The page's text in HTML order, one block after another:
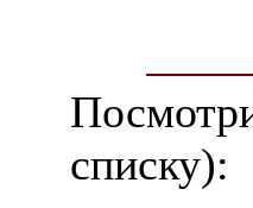
списку):